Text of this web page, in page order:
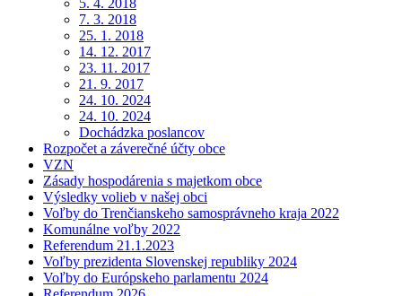
5. 4. 2018
7. 3. 2018
25. 1. 2018
14. 12. 2017
23. 11. 2017
21. 9. 2017
24. 10. 2024
24. 10. 2024
Dochádzka poslancov
Rozpočet a záverečné účty obce
VZN
Zásady hospodárenia s majetkom obce
Výsledky volieb v našej obci
Voľby do Trenčianskeho samosprávneho kraja 2022
Komunálne voľby 2022
Referendum 21.1.2023
Voľby prezidenta Slovenskej republiky 2024
Voľby do Európskeho parlamentu 2024